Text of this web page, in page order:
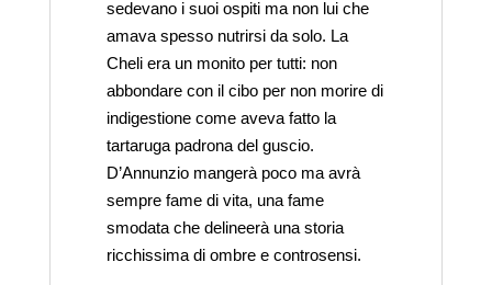
sedevano i suoi ospiti ma non lui che
amava spesso nutrirsi da solo. La
Cheli era un monito per tutti: non
abbondare con il cibo per non morire di
indigestione come aveva fatto la
tartaruga padrona del guscio.
D’Annunzio mangerà poco ma avrà
sempre fame di vita, una fame
smodata che delineerà una storia
ricchissima di ombre e controsensi.